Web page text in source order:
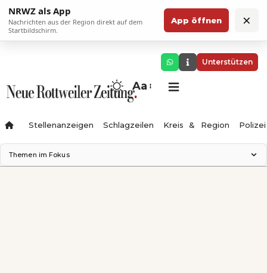
NRWZ als App
Nachrichten aus der Region direkt auf dem
Startbildschirm.
App öffnen ×
Unterstützen
Aa
Stellenanzeigen Schlagzeilen Kreis & Region Polizei
Themen im Fokus